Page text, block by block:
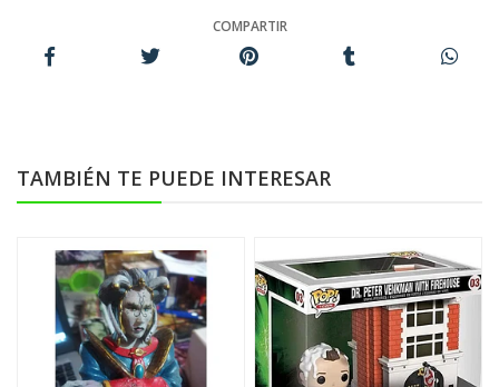
COMPARTIR
TAMBIÉN TE PUEDE INTERESAR